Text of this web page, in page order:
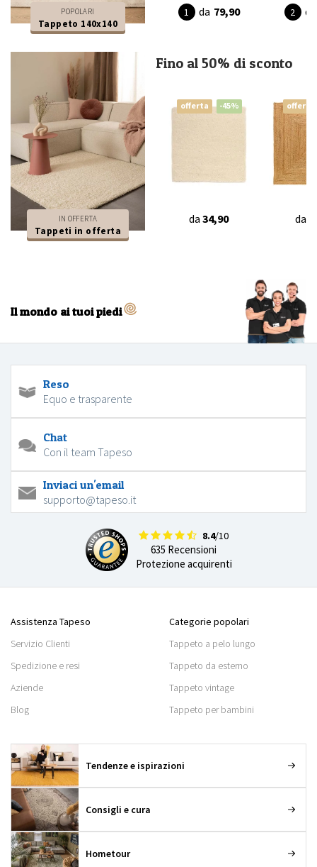
POPOLARI
Tappeto 140x140
da 79,90 da
IN OFFERTA
Tappeti in offerta
Fino al 50% di sconto
offerta -45%
da 34,90
offerta
da
Il mondo ai tuoi piedi
Reso
Equo e trasparente
Chat
Con il team Tapeso
Inviaci un'email
supporto@tapeso.it
8.4/10
635 Recensioni
Protezione acquirenti
Assistenza Tapeso
Servizio Clienti
Spedizione e resi
Aziende
Blog
Categorie popolari
Tappeto a pelo lungo
Tappeto da esterno
Tappeto vintage
Tappeto per bambini
Tendenze e ispirazioni
Consigli e cura
Hometour